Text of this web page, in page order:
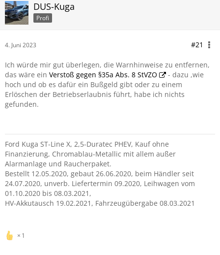
DUS-Kuga
Profi
4. Juni 2023 #21
Ich würde mir gut überlegen, die Warnhinweise zu entfernen,
das wäre ein Verstoß gegen §35a Abs. 8 StVZO
- dazu ,wie
hoch und ob es dafür ein Bußgeld gibt oder zu einem
Erlöschen der Betriebserlaubnis führt, habe ich nichts
gefunden.
Ford Kuga ST-Line X, 2,5-Duratec PHEV, Kauf ohne
Finanzierung, Chromablau-Metallic mit allem außer
Alarmanlage und Raucherpaket.
Bestellt 12.05.2020, gebaut 26.06.2020, beim Händler seit
24.07.2020, unverb. Liefertermin 09.2020, Leihwagen vom
01.10.2020 bis 08.03.2021,
HV-Akkutausch 19.02.2021, Fahrzeugübergabe 08.03.2021
1